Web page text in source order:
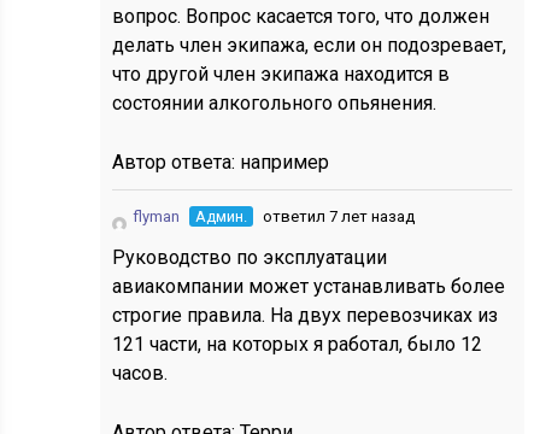
вопрос. Вопрос касается того, что должен
делать член экипажа, если он подозревает,
что другой член экипажа находится в
состоянии алкогольного опьянения.
Автор ответа: например
flyman Админ. ответил 7 лет назад
Руководство по эксплуатации
авиакомпании может устанавливать более
строгие правила. На двух перевозчиках из
121 части, на которых я работал, было 12
часов.